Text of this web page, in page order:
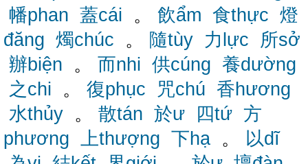
幡phan 蓋cái 。 飲ẩm 食thực 燈
đăng 燭chúc 。 隨tùy 力lực
所sở
辦biện 。 而nhi 供cúng 養dường
之chi 。 復phục 咒chú 香hương
水thủy 。 散tán 於ư 四tứ 方
phương
上thượng 下hạ 。
以dĩ